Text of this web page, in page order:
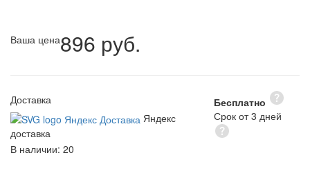
Ваша цена896 руб.
Доставка
Бесплатно
Яндекс
доставка
Срок от 3 дней
В наличии: 20